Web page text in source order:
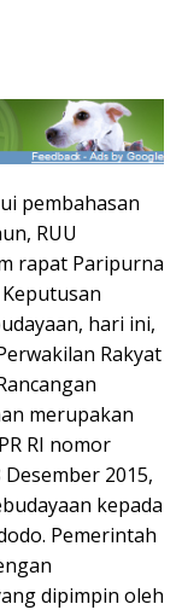
pembahasan
RUU
rapat Paripurna
hari ini,
Rakyat
merupakan
RI nomor
2015,
kepada
Pemerintah
dipimpin oleh